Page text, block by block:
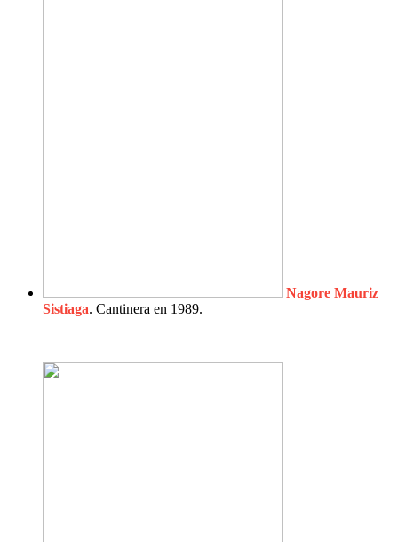
Nagore Mauriz
Sistiaga. Cantinera en 1989.